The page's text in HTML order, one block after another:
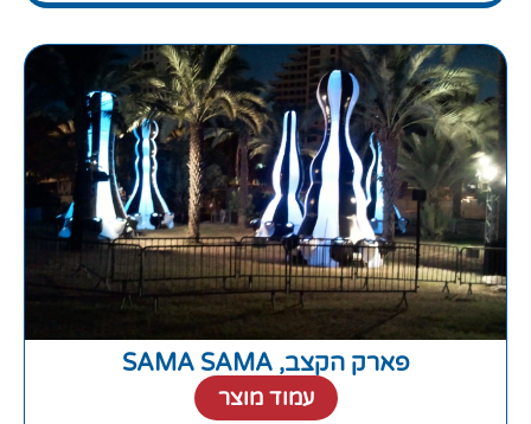
פארק הקצב, SAMA SAMA
עמוד מוצר